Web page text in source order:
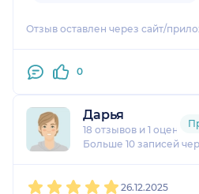
Отзыв оставлен через сайт/
0
Дарья
18 отзывов и 1 оценка
Больше 10 записей
26.12.2025